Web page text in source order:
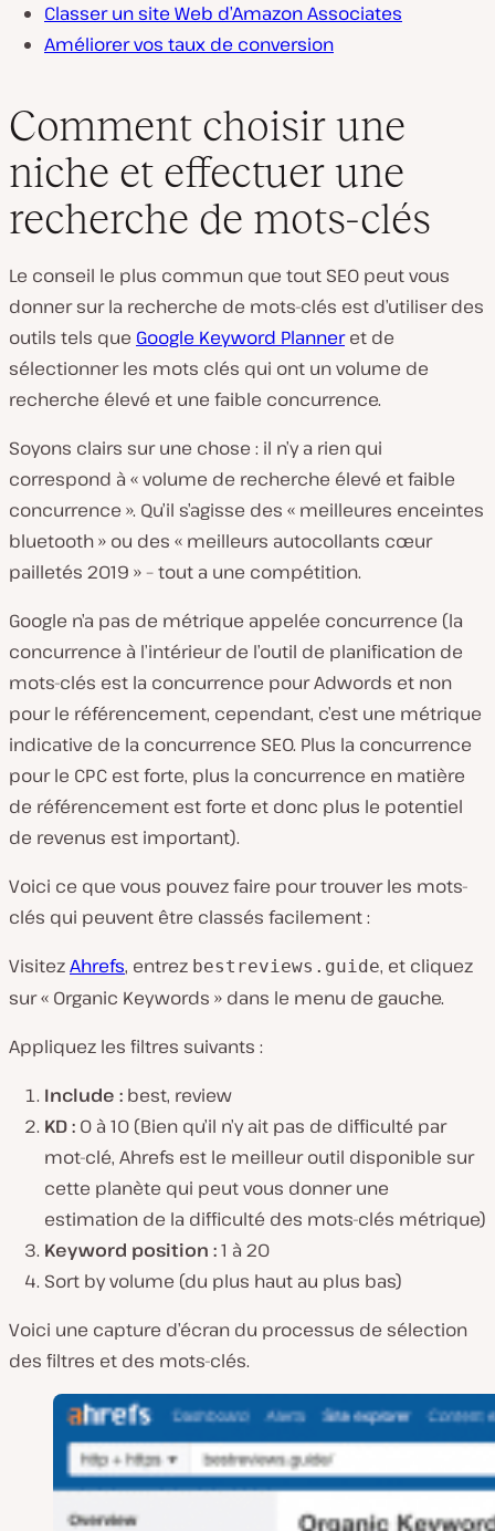
Classer un site Web d’Amazon Associates
Améliorer vos taux de conversion
Comment choisir une
niche et effectuer une
recherche de mots-clés
Le conseil le plus commun que tout SEO peut vous
donner sur la recherche de mots-clés est d’utiliser des
outils tels que Google Keyword Planneret de
sélectionner les mots clés qui ont un volume de
recherche élevé et une faible concurrence.
Soyons clairs sur une chose : il n’y a rien qui
correspond à « volume de recherche élevé et faible
concurrence ». Qu’il s’agisse des « meilleures enceintes
bluetooth » ou des « meilleurs autocollants cœur
pailletés 2019 » – tout a une compétition.
Google n’a pas de métrique appelée concurrence (la
concurrence à l’intérieur de l’outil de planification de
mots-clés est la concurrence pour Adwords et non
pour le référencement, cependant, c’est une métrique
indicative de la concurrence SEO. Plus la concurrence
pour le CPC est forte, plus la concurrence en matière
de référencement est forte et donc plus le potentiel
de revenus est important).
Voici ce que vous pouvez faire pour trouver les mots-
clés qui peuvent être classés facilement :
VisitezAhrefs, entrez bestreviews.guide, et cliquez
sur « Organic Keywords » dans le menu de gauche.
Appliquez les filtres suivants :
Include : best, review
KD : 0 à 10 (Bien qu’il n’y ait pas de difficulté par
mot-clé, Ahrefs est le meilleur outil disponible sur
cette planète qui peut vous donner une
estimation de la difficulté des mots-clés métrique)
Keyword position :1 à 20
Sort by volume (du plus haut au plus bas)
Voici une capture d’écran du processus de sélection
des filtres et des mots-clés.